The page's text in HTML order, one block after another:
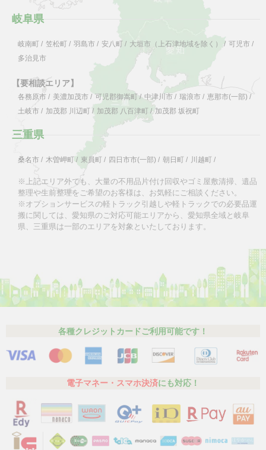
岐阜県
岐南町 / 笠松町 / 羽島市 / 安八町 / 大垣市（上石津地域を除く） / 可児市 /
多治見市
【要相談エリア】
各務原市 / 美濃加茂市 / 可児郡御嵩町/ 中津川市 / 瑞浪市 / 恵那市(一部) /
土岐市 / 加茂郡 川辺町 / 加茂郡 八百津町 / 加茂郡 坂祝町
三重県
桑名市 / 木曽岬町/ 東員町 / 四日市市(一部) / 朝日町 / 川越町 /
※上記エリア外でも、大量の不用品片付け回収やゴミ屋敷清掃、遺品
整理や生前整理をご希望のお客様は、お気軽にご相談ください。
※オプションサービスの軽トラック引越しや軽トラックでの必要品運
搬に関しては、愛知県のご対応可能エリアから、愛知県全域と岐阜
県、三重県は一部のエリアを対象といたしております。
各種クレジットカードご利用可能です！
電子マネー・スマホ決済にも対応！